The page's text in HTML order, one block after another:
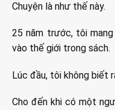
Chuyện là như thế này.
25 năm trước, tôi
vào thế giới trong sách.
Lúc đầu, tôi không biết
Cho đến khi có một